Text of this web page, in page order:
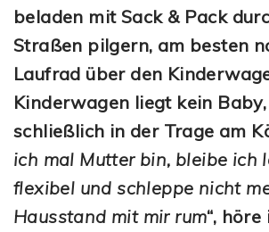
beladen mit Sack & Pack
Straßen pilgern, am besten
Laufrad über den
Kinderwagen liegt kein
schließlich in der Trage am
ich mal Mutter bin, bleibe ich
flexibel und schleppe nicht
Hausstand mit mir rum“,